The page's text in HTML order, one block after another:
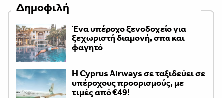
Δημοφιλή
Ένα υπέροχο ξενοδοχείο για
ξεχωριστή διαμονή, σπα και
φαγητό
H Cyprus Airways σε ταξιδεύει σε
υπέροχους προορισμούς, με
τιμές από €49!